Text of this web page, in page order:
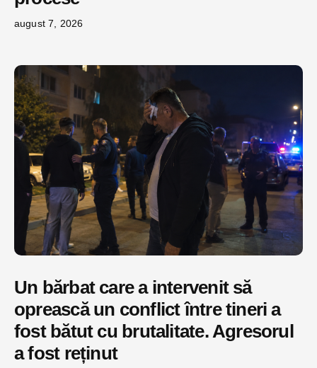
august 7, 2026
Un bărbat care a intervenit să
oprească un conflict între tineri a
fost bătut cu brutalitate. Agresorul
a fost reținut